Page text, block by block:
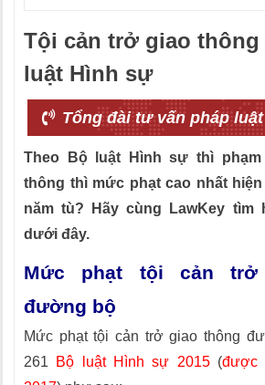
Tội cản trở giao thông
luật Hình sự
Tổng đài tư vấn pháp luật
Theo Bộ luật Hình sự thì
thông thì mức phạt cao nhất
năm tù? Hãy cùng LawKey tìm
dưới đây.
Mức phạt tội cản trở
đường bộ
Mức phạt tội cản trở giao thông
261 Bộ luật Hình sự 2015(được